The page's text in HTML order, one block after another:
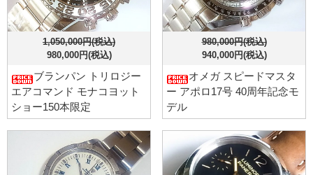
1,050,000円(税込)
980,000円(税込)
ブランパン トリロジー
エアコマンド モナコヨット
ショー150本限定
980,000円(税込)
940,000円(税込)
オメガ スピードマスタ
ー アポロ17号 40周年記念モ
デル